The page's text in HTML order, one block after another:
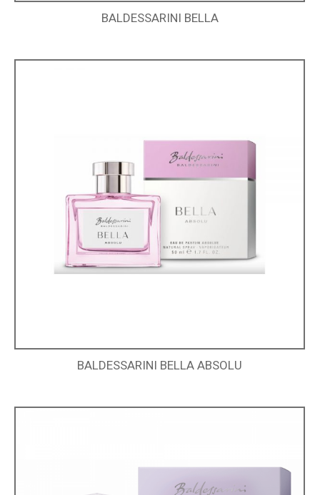
BALDESSARINI BELLA
BALDESSARINI BELLA ABSOLU